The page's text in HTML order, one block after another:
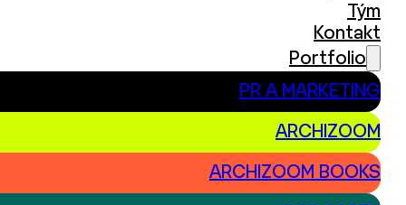
Tým
Kontakt
Portfolio
PR A MARKETING
ARCHIZOOM
ARCHIZOOM BOOKS